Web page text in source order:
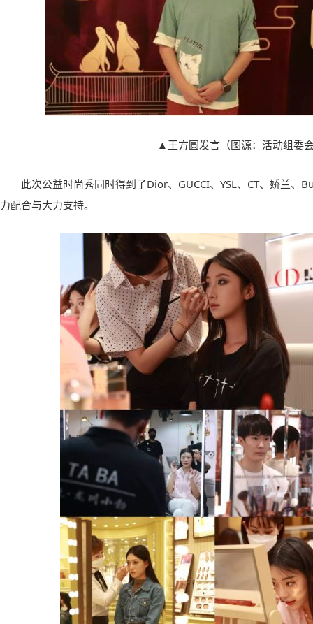
▲王方圆发言（图源：活动组委
此次公益时尚秀同时得到了Dior、GUCCI、YSL、CT、娇兰、
力配合与大力支持。